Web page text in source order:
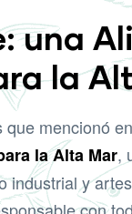
una
la
mencionó
la Alta Mar,
industrial y